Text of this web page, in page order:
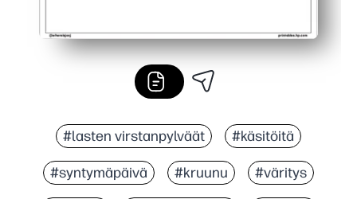
#lasten virstanpylväät #käsitöitä
#syntymäpäivä #kruunu #väritys